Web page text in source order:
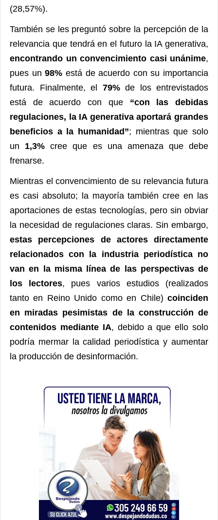
(28,57%).
También se les preguntó sobre la percepción de la
relevancia que tendrá en el futuro la IA generativa,
encontrando un convencimiento casi unánime,
pues un98% está de acuerdo con su importancia
futura. Finalmente, el 79%de los entrevistados
está de acuerdo con que “con las debidas
regulaciones, la IA generativa aportará grandes
beneficios a la humanidad”; mientras que solo
un 1,3% cree que es una amenaza que debe
frenarse.
Mientras el convencimiento de su relevancia futura
es casi absoluto; la mayoría también cree en las
aportaciones de estas tecnologías, pero sin obviar
la necesidad de regulaciones claras. Sin embargo,
estas percepciones de actores directamente
relacionados con la industria periodística no
van en la misma línea de las perspectivas de
los lectores, pues varios estudios (realizados
tanto en Reino Unido como en Chile) coinciden
en miradas pesimistas de la construcción de
contenidos mediante IA, debido a que ello solo
podría mermar la calidad periodística y aumentar
la producción de desinformación.